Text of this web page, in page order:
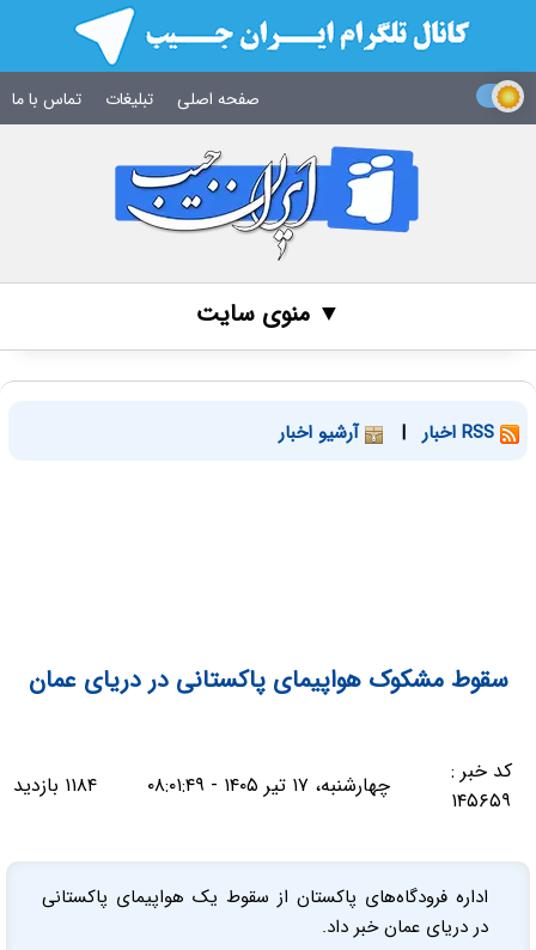
صفحه اصلی تبلیغات تماس با ما
▼ منوی سایت
| آرشیو اخبار
سقوط مشکوک هواپیمای پاکستانی در دریای عمان
کد خبر :
۱۴۵۶۵۹
چهارشنبه، ۱۷ تیر ۱۴۰۵ - ۰۸:۰۱:۴۹ ۱۱۸۴ بازدید
اداره فرودگاه‌های پاکستان از سقوط یک هواپیمای پاکستانی
در دریای عمان خبر داد.